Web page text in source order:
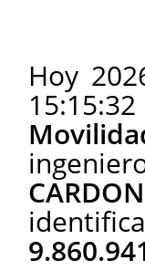
Hoy
15:15:32